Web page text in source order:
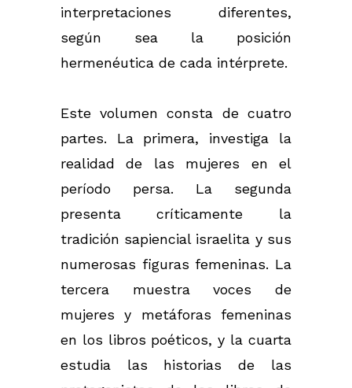
interpretaciones diferentes,
según sea la posición
hermenéutica de cada intérprete.
Este volumen consta de cuatro
partes. La primera, investiga la
realidad de las mujeres en el
período persa. La segunda
presenta críticamente la
tradición sapiencial israelita y sus
numerosas figuras femeninas. La
tercera muestra voces de
mujeres y metáforas femeninas
en los libros poéticos, y la cuarta
estudia las historias de las